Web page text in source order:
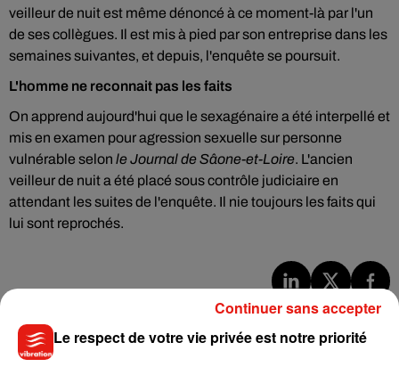
veilleur de nuit est même dénoncé à ce moment-là par l'un
de ses collègues. Il est mis à pied par son entreprise dans les
semaines suivantes, et depuis, l'enquête se poursuit.
L'homme ne reconnait pas les faits
On apprend aujourd'hui que le sexagénaire a été interpellé et
mis en examen pour agression sexuelle sur personne
vulnérable selon le Journal de Sâone-et-Loire. L'ancien
veilleur de nuit a été placé sous contrôle judiciaire en
attendant les suites de l'enquête. Il nie toujours les faits qui
lui sont reprochés.
Le respect de votre vie privée est notre priorité
Continuer sans accepter